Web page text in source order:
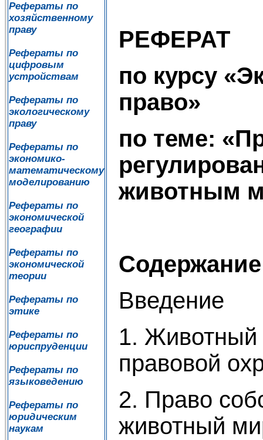
Рефераты по
хозяйственному
праву
Рефераты по
цифровым
устройствам
Рефераты по
экологическому
праву
Рефераты по
экономико-
математическому
моделированию
Рефераты по
экономической
географии
Рефераты по
экономической
теории
Рефераты по
этике
Рефераты по
юриспруденции
Рефераты по
языковедению
Рефераты по
юридическим
наукам
РЕФЕРАТ
по курсу
право»
по теме:
животным
Содержание
Введение
1. Животный
правовой
2. Право
животный